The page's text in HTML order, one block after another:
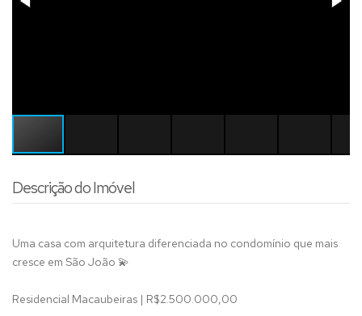
Descrição do Imóvel
Uma casa com arquitetura diferenciada no condomínio que mais
cresce em São João 💫
Residencial Macaubeiras | R$2.500.000,00